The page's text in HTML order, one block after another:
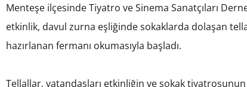
Menteşe ilçesinde Tiyatro ve Sinema Sanatçıları
etkinlik, davul zurna eşliğinde sokaklarda dolaşan
hazırlanan fermanı okumasıyla başladı.
Tellallar, vatandaşları etkinliğin ve sokak